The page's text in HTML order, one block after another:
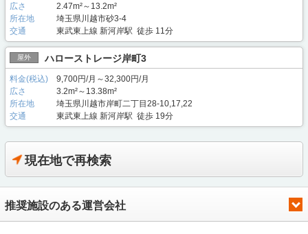
広さ
2.47m²～13.2m²
所在地
埼玉県川越市砂3-4
交通
東武東上線 新河岸駅 徒歩 11分
屋外 ハローストレージ岸町3
料金(税込)
9,700円/月～32,300円/月
広さ
3.2m²～13.38m²
所在地
埼玉県川越市岸町二丁目28-10,17,22
交通
東武東上線 新河岸駅 徒歩 19分
現在地で再検索
推奨施設のある運営会社